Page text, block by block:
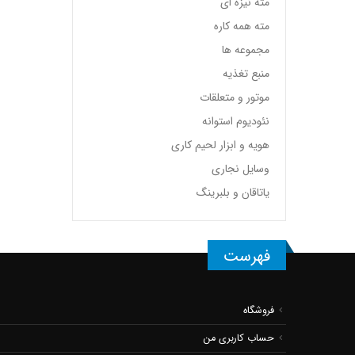
مته همه کاره
مجموعه ها
منبع تغذیه
موتور و متعلقات
نئودیوم استوانه
هویه و ابزار لحیم کاری
وسایل نجاری
یاتاقان و بلبرینگ
فهرست
فروشگاه
حساب کاربری من